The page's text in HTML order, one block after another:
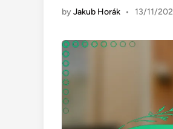
byJakub Horák • 13/11/